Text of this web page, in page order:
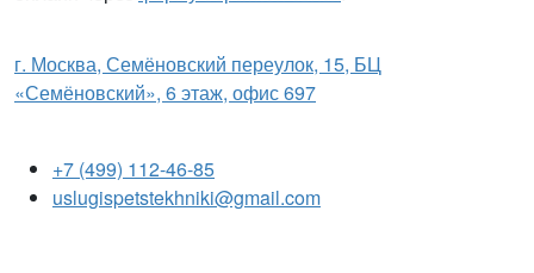
г. Москва, Семёновский переулок, 15, БЦ
«Семёновский», 6 этаж, офис 697
+7 (499) 112-46-85
uslugispetstekhniki@gmail.com